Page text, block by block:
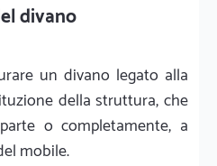
divano
un divano legato alla
della struttura, che
o completamente, a
mobile.